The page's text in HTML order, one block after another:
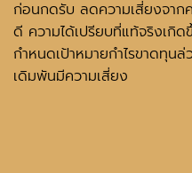
ก่อนกดรับ ลดความเสี่ยงจาก
ดี ความได้เปรียบที่แท้จริงเกิ
กำหนดเป้าหมายกำไรขาดทุน
เดิมพันมีความเสี่ยง